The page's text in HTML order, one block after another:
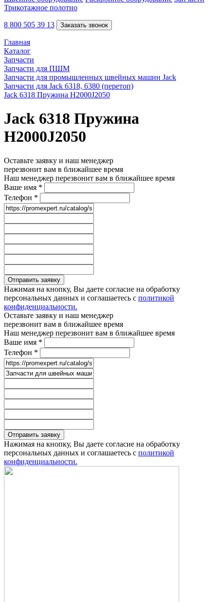
Трикотажное полотно
8 800 505 39 13 Заказать звонок
Главная
Каталог
Запчасти
Запчасти для ПШМ
Запчасти для промышленных швейных машин Jack
Запчасти для Jack 6318, 6380 (перетоп)
Jack 6318 Пружина Н2000J2050
Jack 6318 Пружина
Н2000J2050
Оставьте заявку и наш менеджер
перезвонит вам в ближайшее время
Наш менеджер перезвонит вам в ближайшее время
Ваше имя *
Телефон *
Отправить заявку
Нажимая на кнопку, Вы даете согласие на обработку
персональных данных и соглашаетесь с политикой
конфиденциальности.
Оставьте заявку и наш менеджер
перезвонит вам в ближайшее время
Наш менеджер перезвонит вам в ближайшее время
Ваше имя *
Телефон *
Отправить заявку
Нажимая на кнопку, Вы даете согласие на обработку
персональных данных и соглашаетесь с политикой
конфиденциальности.